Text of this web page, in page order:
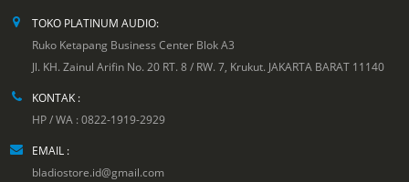
TOKO PLATINUM AUDIO:
Ruko Ketapang Business Center Blok A3
Jl. KH. Zainul Arifin No. 20 RT. 8 / RW. 7, Krukut. JAKARTA BARAT 11140
KONTAK :
HP / WA : 0822-1919-2929
EMAIL :
bladiostore.id@gmail.com